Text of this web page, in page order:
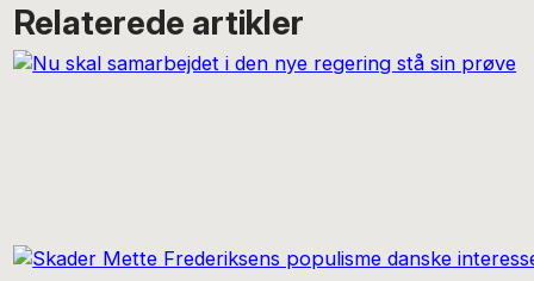
Relaterede artikler